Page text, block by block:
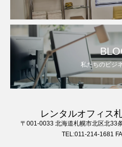
私たちのビジ
レンタルオフィス
〒001-0033 北海道札幌市北区北
TEL:011-214-1681